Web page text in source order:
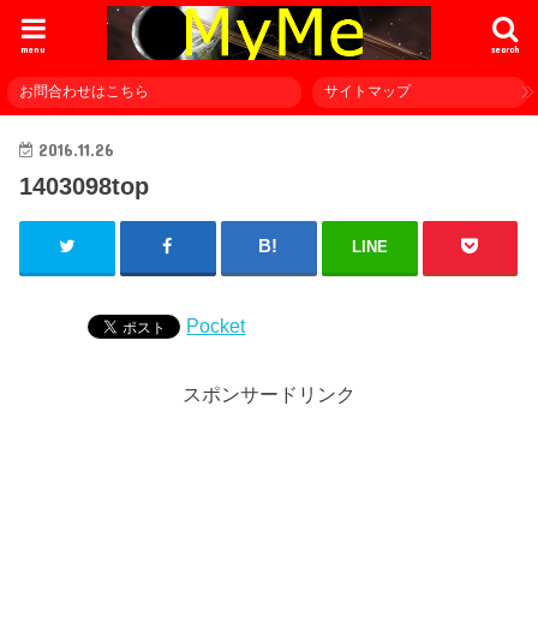
search
menu
お問合わせはこちら サイトマップ
2016.11.26
1403098top
LINE
Pocket
スポンサードリンク